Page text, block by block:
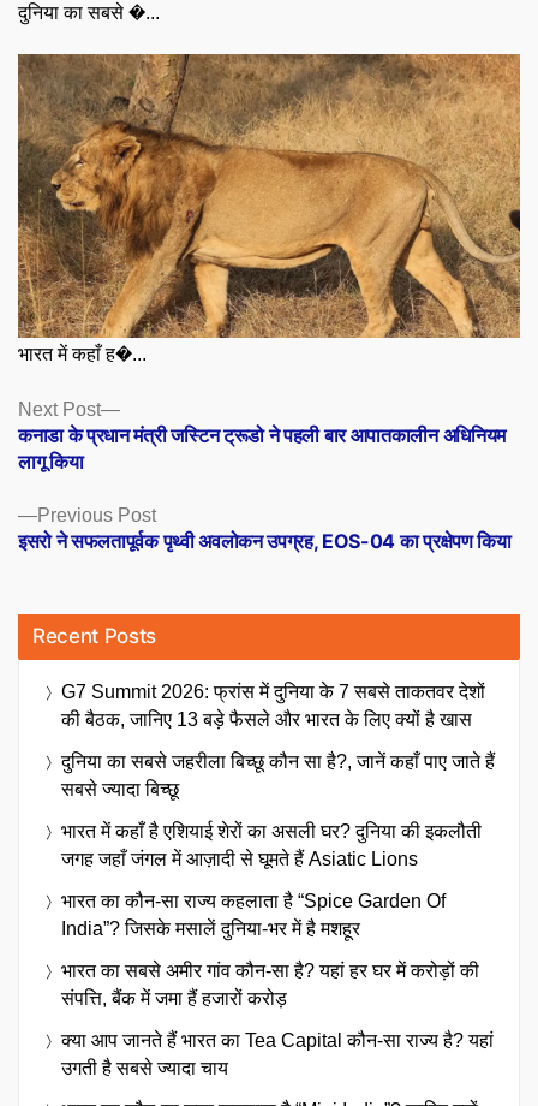
दुनिया का सबसे �...
भारत में कहाँ ह�...
Posts
navigation
Previous PostPrevious
post:
इसरो ने सफलतापूर्वक पृथ्वी अवलोकन उपग्रह, EOS-04 का प्रक्षेपण किया
Next Post
Next
post:
कनाडा के प्रधान मंत्री जस्टिन ट्रूडो ने पहली बार आपातकालीन अधिनियम
लागू किया
Recent Posts
G7 Summit 2026: फ्रांस में दुनिया के 7 सबसे ताकतवर देशों
की बैठक, जानिए 13 बड़े फैसले और भारत के लिए क्यों है खास
दुनिया का सबसे जहरीला बिच्छू कौन सा है?, जानें कहाँ पाए जाते हैं
सबसे ज्यादा बिच्छू
भारत में कहाँ है एशियाई शेरों का असली घर? दुनिया की इकलौती
जगह जहाँ जंगल में आज़ादी से घूमते हैं Asiatic Lions
भारत का कौन-सा राज्य कहलाता है “Spice Garden Of
India”? जिसके मसालें दुनिया-भर में है मशहूर
भारत का सबसे अमीर गांव कौन-सा है? यहां हर घर में करोड़ों की
संपत्ति, बैंक में जमा हैं हजारों करोड़
क्या आप जानते हैं भारत का Tea Capital कौन-सा राज्य है? यहां
उगती है सबसे ज्यादा चाय